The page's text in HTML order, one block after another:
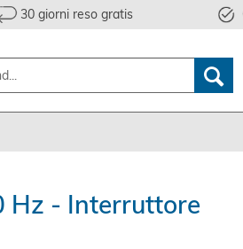
30 giorni reso gratis
Hz - Interruttore